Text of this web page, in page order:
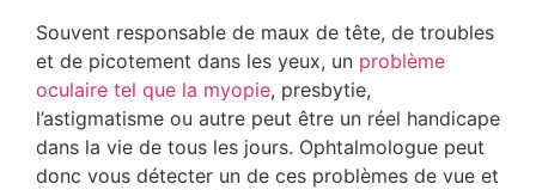
Souvent responsable de maux de tête, de troubles
et de picotement dans les yeux, un problème
oculaire tel que la myopie, presbytie,
l’astigmatisme ou autre peut être un réel handicape
dans la vie de tous les jours. Ophtalmologue peut
donc vous détecter un de ces problèmes de vue et